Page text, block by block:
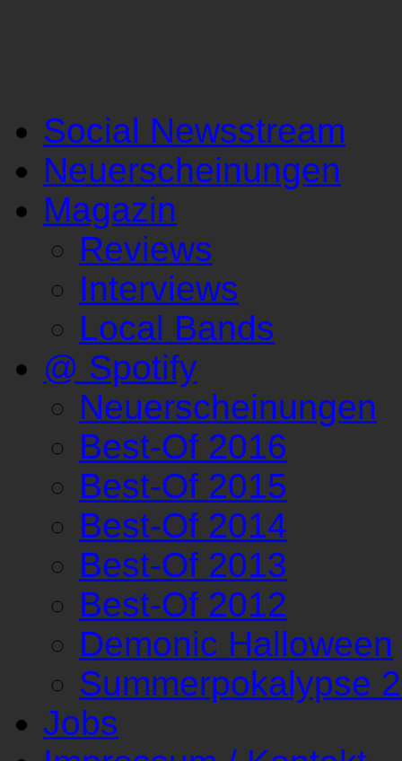
Social Newsstream
Neuerscheinungen
Magazin
Reviews
Interviews
Local Bands
@ Spotify
Neuerscheinungen
Best-Of 2016
Best-Of 2015
Best-Of 2014
Best-Of 2013
Best-Of 2012
Demonic Halloween
Summerpokalypse
Jobs